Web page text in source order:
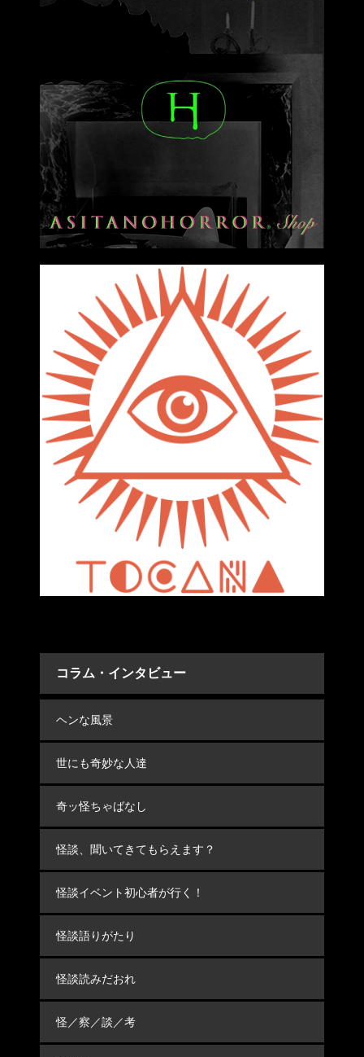
コラム・インタビュー
ヘンな風景
世にも奇妙な人達
奇ッ怪ちゃばなし
怪談、聞いてきてもらえます？
怪談イベント初心者が行く！
怪談語りがたり
怪談読みだおれ
怪／察／談／考